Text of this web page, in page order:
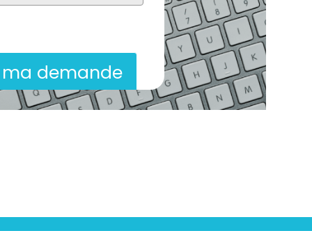
ma demande